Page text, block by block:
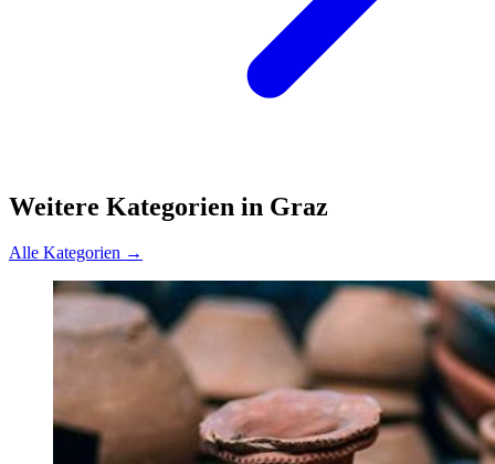
Weitere Kategorien in Graz
Alle Kategorien →